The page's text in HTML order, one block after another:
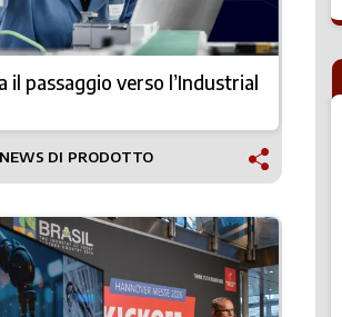
il passaggio verso l’Industrial
NEWS DI PRODOTTO